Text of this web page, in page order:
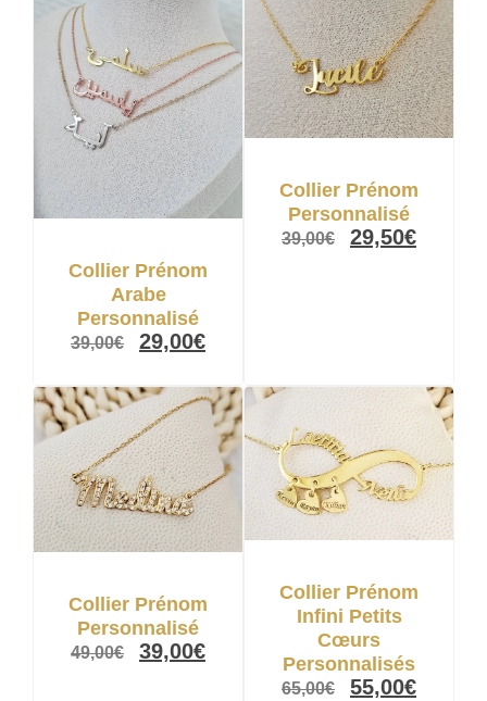
Collier Prénom
Arabe
Personnalisé
39,00€ 29,00€
Collier Prénom
Personnalisé
39,00€ 29,50€
Collier Prénom
Personnalisé
49,00€ 39,00€
Collier Prénom
Infini Petits
Cœurs
Personnalisés
65,00€ 55,00€